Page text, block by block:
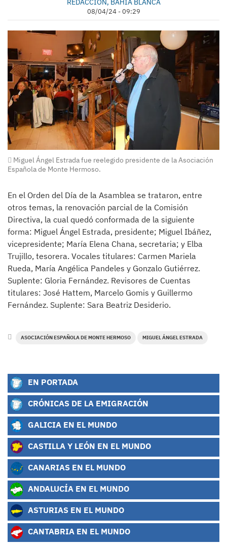
08/04/24 - 09:29
Miguel Ángel Estrada fue reelegido presidente de la Asociación
Española de Monte Hermoso.
En el Orden del Día de la Asamblea se trataron, entre
otros temas, la renovación parcial de la Comisión
Directiva, la cual quedó conformada de la siguiente
forma: Miguel Ángel Estrada, presidente; Miguel Ibáñez,
vicepresidente; María Elena Chana, secretaria; y Elba
Trujillo, tesorera. Vocales titulares: Carmen Mariela
Rueda, María Angélica Pandeles y Gonzalo Gutiérrez.
Suplente: Gloria Fernández. Revisores de Cuentas
titulares: José Hattem, Marcelo Gomis y Guillermo
Fernández. Suplente: Sara Beatriz Desiderio.
ASOCIACIÓN ESPAÑOLA DE MONTE HERMOSO MIGUEL ÁNGEL ESTRADA
EN PORTADA
CRÓNICAS DE LA EMIGRACIÓN
GALICIA EN EL MUNDO
CASTILLA Y LEÓN EN EL MUNDO
CANARIAS EN EL MUNDO
ANDALUCÍA EN EL MUNDO
ASTURIAS EN EL MUNDO
CANTABRIA EN EL MUNDO